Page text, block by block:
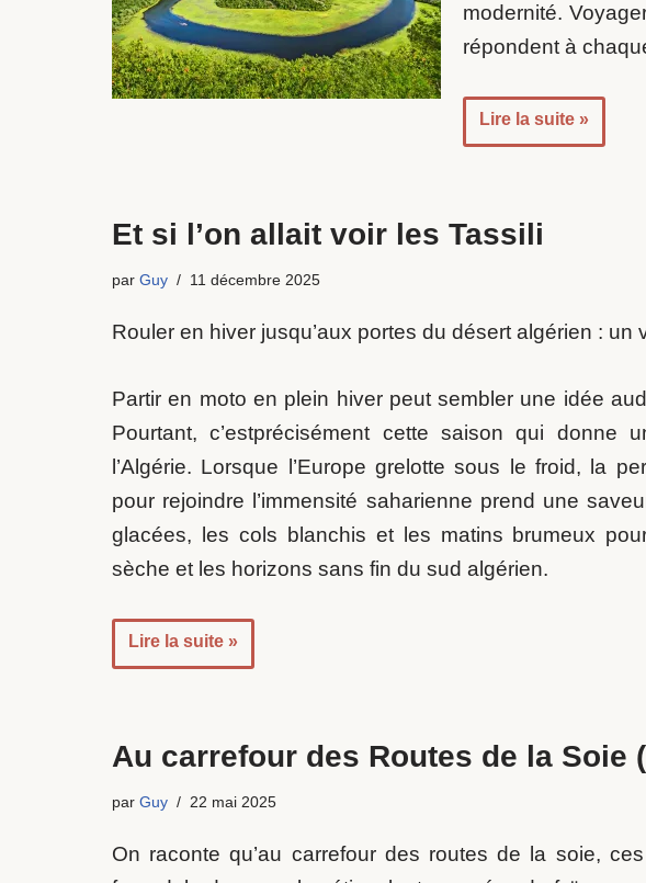
modernité.
répondent à
Lire la suite »
Et si l’on allait voir les Tassili
par Guy 11 décembre 2025
Rouler en hiver jusqu’aux portes du désert algérien : un
Partir en moto en plein hiver peut sembler une idée
Pourtant, c’estprécisément cette saison qui donne
l’Algérie. Lorsque l’Europe grelotte sous le froid, la
pour rejoindre l’immensité saharienne prend une
glacées, les cols blanchis et les matins brumeux
sèche et les horizons sans fin du sud algérien.
Lire la suite »
Au carrefour des Routes de la Soie
par Guy 22 mai 2025
On raconte qu’au carrefour des routes de la soie,